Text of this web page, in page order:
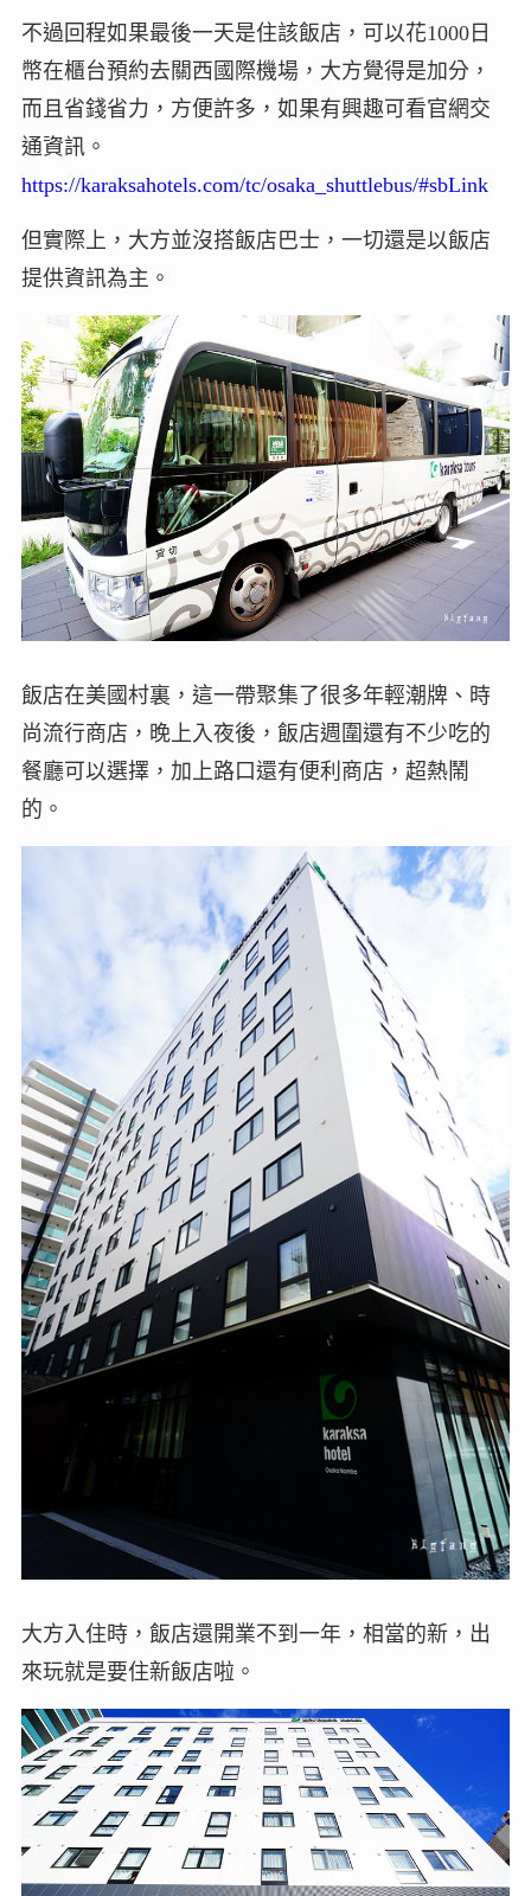
不過回程如果最後一天是住該飯店，可以花1000日
幣在櫃台預約去關西國際機場，大方覺得是加分，
而且省錢省力，方便許多，如果有興趣可看官網交
通資訊。
https://karaksahotels.com/tc/osaka_shuttlebus/#sbLink
但實際上，大方並沒搭飯店巴士，一切還是以飯店
提供資訊為主。
飯店在美國村裏，這一帶聚集了很多年輕潮牌、時
尚流行商店，晚上入夜後，飯店週圍還有不少吃的
餐廳可以選擇，加上路口還有便利商店，超熱鬧
的。
大方入住時，飯店還開業不到一年，相當的新，出
來玩就是要住新飯店啦。